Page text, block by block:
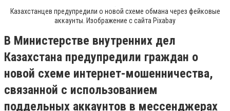
Казахстанцев предупредили о новой схеме обмана через фейковые
аккаунты. Изображение с сайта Pixabay
В Министерстве внутренних дел
Казахстана предупредили граждан о
новой схеме интернет-мошенничества,
связанной с использованием
поддельных аккаунтов в мессенджерах